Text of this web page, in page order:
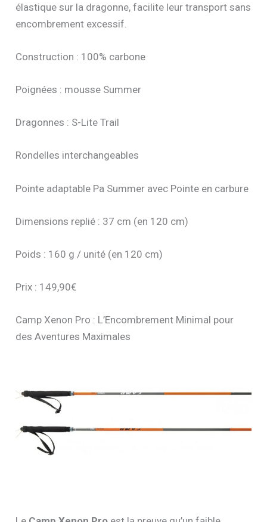
élastique sur la dragonne, facilite leur transport sans
encombrement excessif.
Construction : 100% carbone
Poignées : mousse Summer
Dragonnes : S-Lite Trail
Rondelles interchangeables
Pointe adaptable Pa Summer avec Pointe en carbure
Dimensions replié : 37 cm (en 120 cm)
Poids : 160 g / unité (en 120 cm)
Prix : 149,90€
Camp Xenon Pro : L’Encombrement Minimal pour
des Aventures Maximales